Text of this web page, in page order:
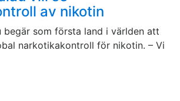
av nikotin
begär som första land i världen att
narkotikakontroll för nikotin. – Vi